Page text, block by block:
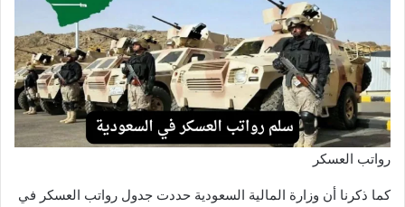
رواتب العسكر
كما ذكرنا أن وزارة المالية السعودية حددت جدول رواتب العسكر في